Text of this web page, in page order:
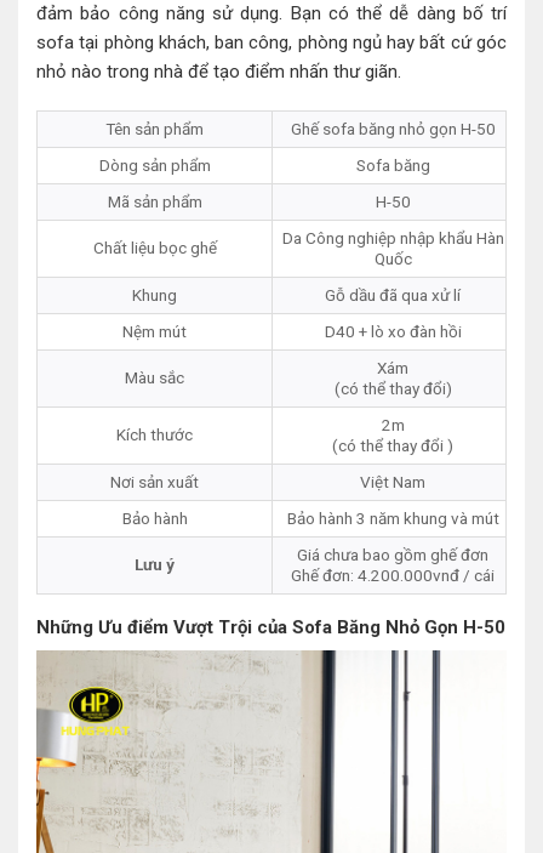
đảm bảo công năng sử dụng. Bạn có thể dễ dàng bố trí
sofa tại phòng khách, ban công, phòng ngủ hay bất cứ góc
nhỏ nào trong nhà để tạo điểm nhấn thư giãn.
Tên sản phẩm
Ghế sofa băng nhỏ gọn H-50
Dòng sản phẩm
Sofa băng
Mã sản phẩm
H-50
Chất liệu bọc ghế
Da Công nghiệp nhập khẩu Hàn
Quốc
Khung
Gỗ dầu đã qua xử lí
Nệm mút
D40 + lò xo đàn hồi
Màu sắc
Xám
(có thể thay đổi)
Kích thước
2m
(có thể thay đổi )
Nơi sản xuất
Việt Nam
Bảo hành
Bảo hành 3 năm khung và mút
Lưu ý
Giá chưa bao gồm ghế đơn
Ghế đơn: 4.200.000vnđ / cái
Những Ưu điểm Vượt Trội của Sofa Băng Nhỏ Gọn H-50